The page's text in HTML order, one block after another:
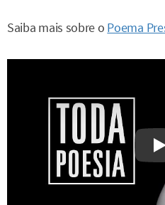
Saiba mais sobre o Poema